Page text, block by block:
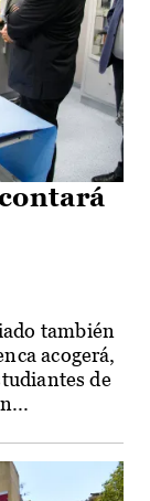
también
acogerá,
de